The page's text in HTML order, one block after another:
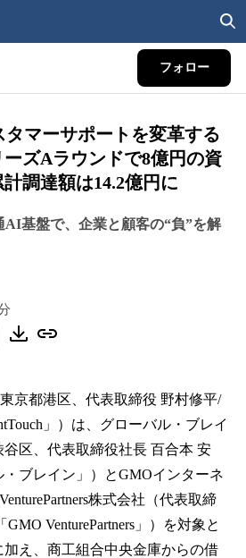
フォロー
マーサポートを変革する
ズAラウンドで8億円の資
調達額は14.2億円に
AI基盤で、企業と顧客の“負”を解
京都港区、代表取締役 野村修平/
」）は、グローバル・ブレイ
区、代表取締役社長 百合本 安
ブレイン」）とGMOインターネ
株式会社（代表取締
VenturePartners」）を対象と
加え、商工組合中央金庫からの借